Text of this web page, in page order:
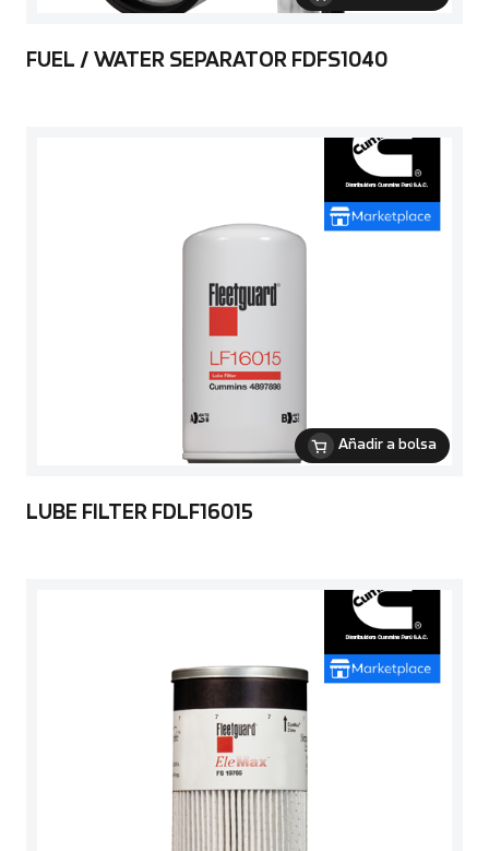
FUEL / WATER SEPARATOR FDFS1040
Añadir a bolsa
LUBE FILTER FDLF16015